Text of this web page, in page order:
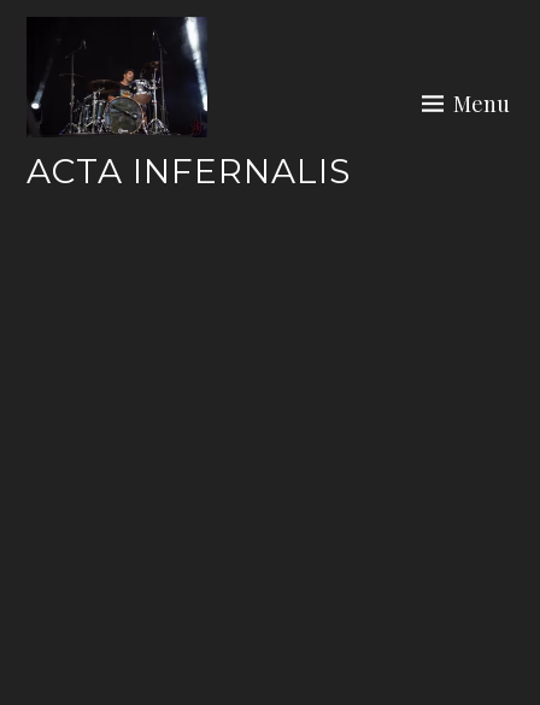
Skip
content
ACTA INFERNALIS
Menu